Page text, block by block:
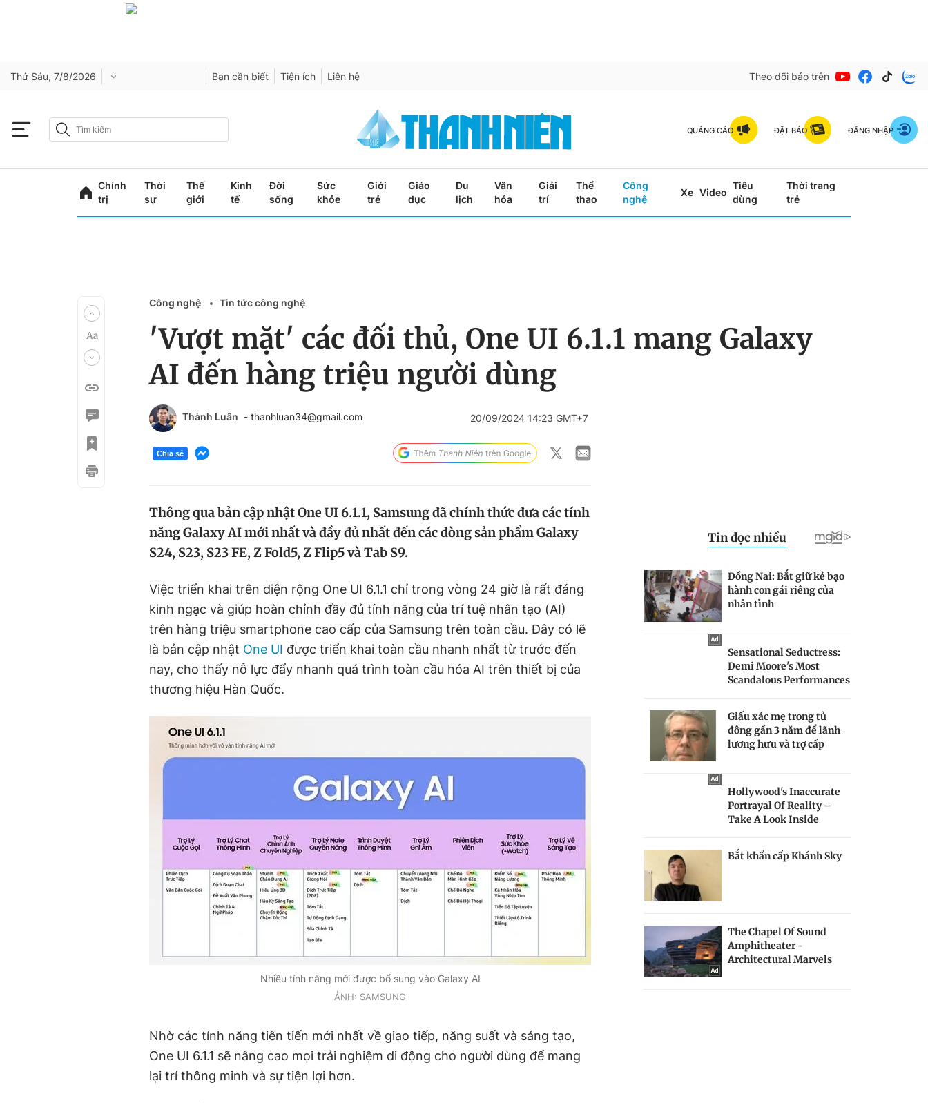
Thứ Sáu, 7/8/2026 Bạn cần biết Tiện ích Liên hệ Theo dõi báo trên
QUẢNG CÁO ĐẶT BÁO ĐĂNG NHẬP
Chính
trị
Thời
sự
Thế
giới
Kinh
tế
Đời
sống
Sức
khỏe
Giới
trẻ
Giáo
dục
Du
lịch
Văn
hóa
Giải
trí
Thể
thao
Công
nghệ
Xe Video
Tiêu
dùng
Thời trang
trẻ
Công nghệ Tin tức công nghệ
'Vượt mặt' các đối thủ, One UI 6.1.1 mang Galaxy
AI đến hàng triệu người dùng
Thành Luân - thanhluan34@gmail.com 20/09/2024 14:23 GMT+7
Chia sẻ
Thông qua bản cập nhật One UI 6.1.1, Samsung đã chính thức đưa các tính
năng Galaxy AI mới nhất và đầy đủ nhất đến các dòng sản phẩm Galaxy
S24, S23, S23 FE, Z Fold5, Z Flip5 và Tab S9.
Việc triển khai trên diện rộng One UI 6.1.1 chỉ trong vòng 24 giờ là rất đáng
kinh ngạc và giúp hoàn chỉnh đầy đủ tính năng của trí tuệ nhân tạo (AI)
trên hàng triệu smartphone cao cấp của Samsung trên toàn cầu. Đây có lẽ
là bản cập nhật One UI được triển khai toàn cầu nhanh nhất từ trước đến
nay, cho thấy nỗ lực đẩy nhanh quá trình toàn cầu hóa AI trên thiết bị của
thương hiệu Hàn Quốc.
Nhiều tính năng mới được bổ sung vào Galaxy AI
ẢNH: SAMSUNG
Nhờ các tính năng tiên tiến mới nhất về giao tiếp, năng suất và sáng tạo,
One UI 6.1.1 sẽ nâng cao mọi trải nghiệm di động cho người dùng để mang
lại trí thông minh và sự tiện lợi hơn.